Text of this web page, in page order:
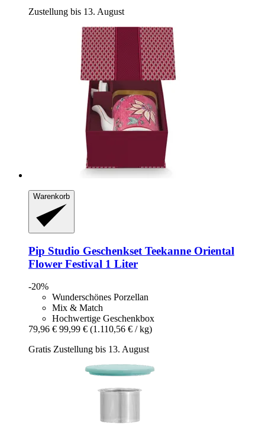
Zustellung bis 13. August
Warenkorb
Pip Studio Geschenkset Teekanne Oriental
Flower Festival 1 Liter
-20%
Wunderschönes Porzellan
Mix & Match
Hochwertige Geschenkbox
79,96 € 99,99 € (1.110,56 € / kg)
Gratis Zustellung bis 13. August